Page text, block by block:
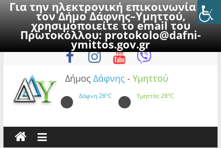
Για την ηλεκτρονική επικοινωνία με
τον Δήμο Δάφνης–Υμηττού,
χρησιμοποιείτε το email του
Πρωτοκόλλου:protokolo@dafni-
ymittos.gov.gr
to
Πέμπτη, 6 Αυγούστου 2026
Δήμος Δάφνης - Υμηττού
Δάφνη28°C Υμηττός28°C